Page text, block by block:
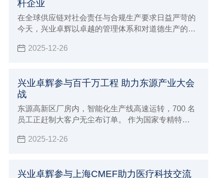
杆企业
在全球供应链对社会责任与合规生产要求日益严苛的
今天，兴业卓辉以卓越的管理体系和对道德生产的坚
黄金级认证 责任生产标杆企业。
2025-12-26
兴业卓辉参与百千万工程 助力东源产业大会
战
东源高新区厂房内，智能化生产线高速运转，700 名
员工正赶制大客户无尘布订单。 作为国家专精特
收官，2025 年开年订单量同比激增 30%，正以 “一天
2025-12-26
兴业卓辉参与上海CMEF助力医疗科技交流